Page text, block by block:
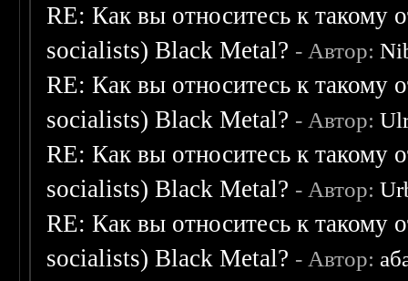
RE: Как вы относитесь к такому
socialists) Black Metal? - Автор:
RE: Как вы относитесь к такому
socialists) Black Metal? - Автор:
RE: Как вы относитесь к такому
socialists) Black Metal? - Автор:
RE: Как вы относитесь к такому
socialists) Black Metal? - Автор: